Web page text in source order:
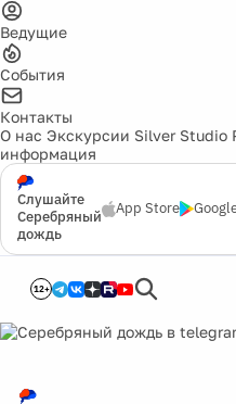
Ведущие
События
Контакты
О нас Экскурсии Silver Studio
информация
Слушайте
Серебряный
дождь
App Store
12+